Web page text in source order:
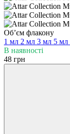
Обʼєм флакону
1 мл 2 мл 3 мл 5 мл
В наявності
48 грн